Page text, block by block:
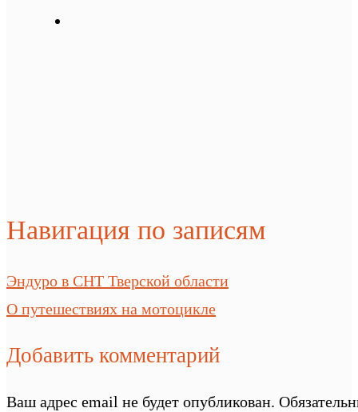
Навигация по записям
Эндуро в СНТ Тверской области
О путешествиях на мотоцикле
Добавить комментарий
Ваш адрес email не будет опубликован.